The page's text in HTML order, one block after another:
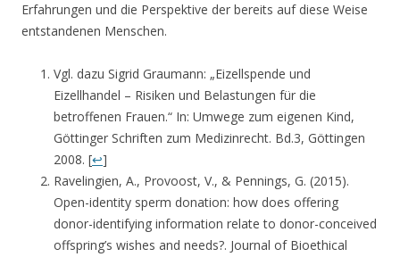
Erfahrungen und die Perspektive der bereits auf diese Weise
entstandenen Menschen.
Vgl. dazu Sigrid Graumann: „Eizellspende und
Eizellhandel – Risiken und Belastungen für die
betroffenen Frauen.“ In: Umwege zum eigenen Kind,
Göttinger Schriften zum Medizinrecht. Bd.3, Göttingen
2008. [↩]
Ravelingien, A., Provoost, V., & Pennings, G. (2015).
Open-identity sperm donation: how does offering
donor-identifying information relate to donor-conceived
offspring’s wishes and needs?. Journal of Bioethical